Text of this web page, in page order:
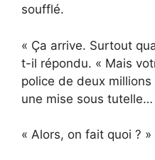
soufflé.
« Ça arrive. Surtout
t-il répondu. « Mais
police de deux
une mise sous
« Alors, on fait quoi ? »